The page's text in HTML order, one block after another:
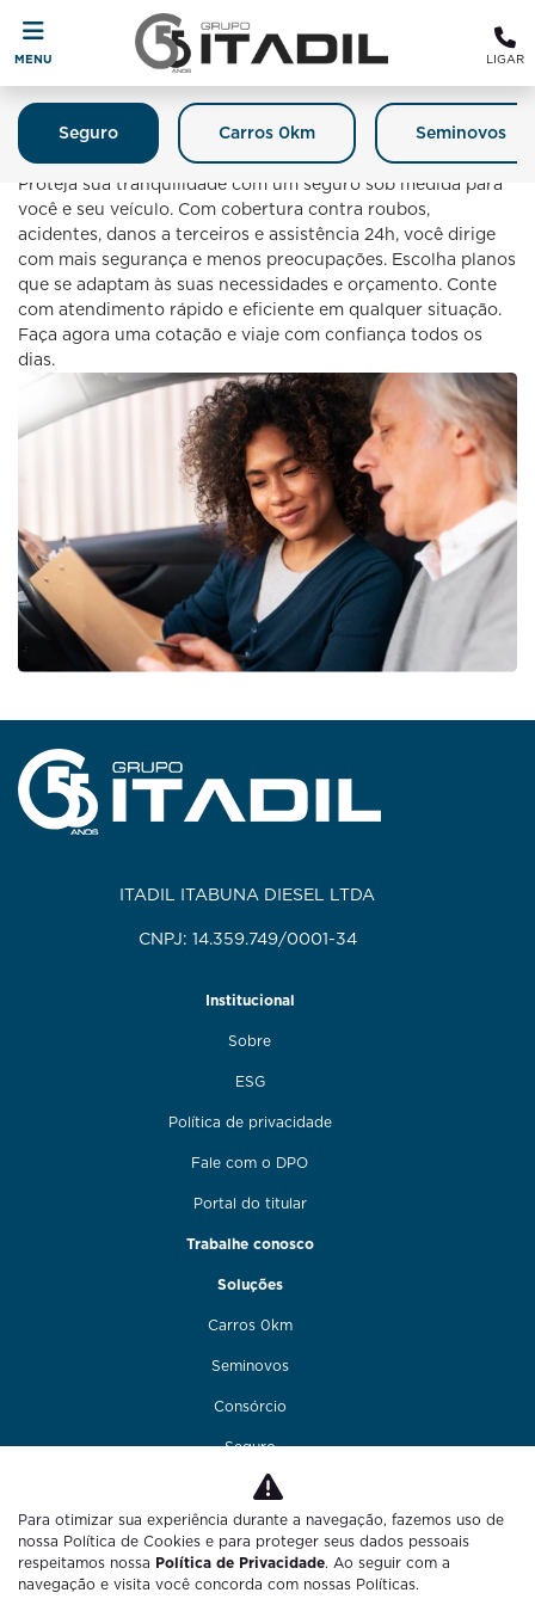
MENU LIGAR
Carros 0km Seminovos
Seguro
Seguro
Proteja sua tranquilidade com um seguro sob medida para
você e seu veículo. Com cobertura contra roubos,
acidentes, danos a terceiros e assistência 24h, você dirige
com mais segurança e menos preocupações. Escolha planos
que se adaptam às suas necessidades e orçamento. Conte
com atendimento rápido e eficiente em qualquer situação.
Faça agora uma cotação e viaje com confiança todos os
dias.
ITADIL ITABUNA DIESEL LTDA
CNPJ: 14.359.749/0001-34
Institucional
Sobre
ESG
Política de privacidade
Fale com o DPO
Portal do titular
Trabalhe conosco
Soluções
Carros 0km
Seminovos
Consórcio
Seguro
Financiamento
Funilaria e pintura
Fale conosco
Para otimizar sua experiência durante a navegação, fazemos uso de
nossa Política de Cookies e para proteger seus dados pessoais
respeitamos nossa Política de Privacidade. Ao seguir com a
navegação e visita você concorda com nossas Políticas.